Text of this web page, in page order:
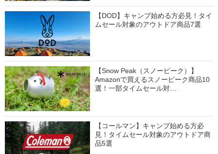
【DOD】キャンプ始める方必見！タイ
ムセール対象のアウトドア商品7選
【Snow Peak（スノーピーク）】
Amazonで買えるスノーピーク商品10
選！一部タイムセール対…
【コールマン】キャンプ始める方必
見！タイムセール対象のアウトドア商
品5選